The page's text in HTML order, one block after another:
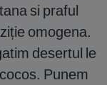
si praful
omogena.
desertul le
Punem